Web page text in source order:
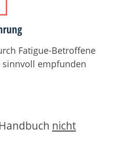
Fatigue-Betroffene
empfunden
nicht